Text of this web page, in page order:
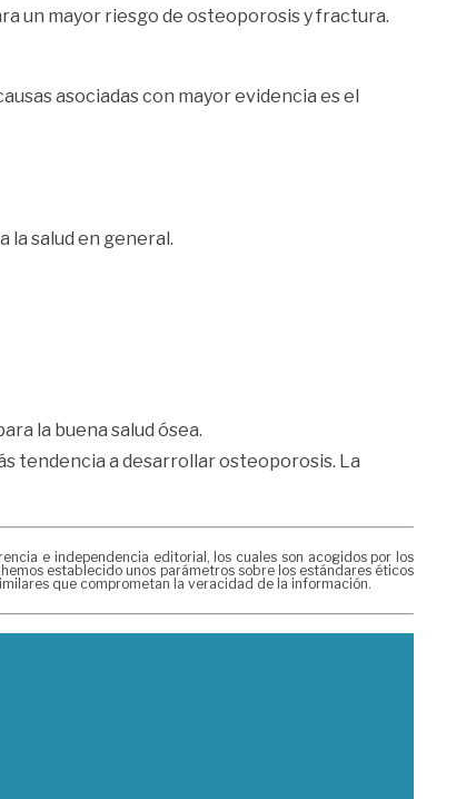
un mayor riesgo de osteoporosis y fractura.
asociadas con mayor evidencia es el
salud en general.
la buena salud ósea.
tendencia a desarrollar osteoporosis. La
e independencia editorial, los cuales son acogidos por los
establecido unos parámetros sobre los estándares éticos
que comprometan la veracidad de la información.